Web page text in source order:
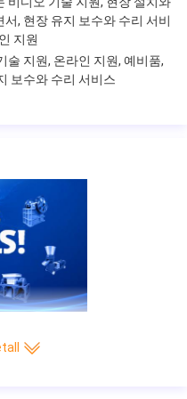
서, 현장 유지 보수와 수리 서비
지원
술 지원, 온라인 지원, 예비품,
보수와 수리 서비스